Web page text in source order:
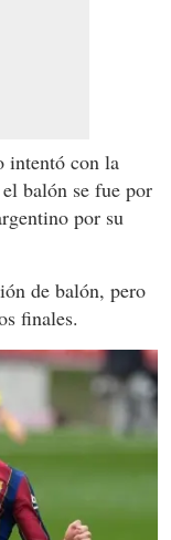
intentó con la
balón se fue por
por su
de balón, pero
finales.